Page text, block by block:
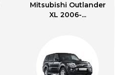
Mitsubishi Outlander
XL 2006-...